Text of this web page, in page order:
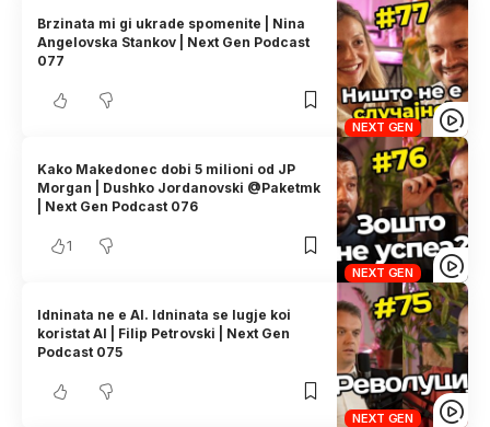
NEXT GEN
Brzinata mi gi ukrade spomenite | Nina
Angelovska Stankov | Next Gen Podcast
077
NEXT GEN
Kako Makedonec dobi 5 milioni od JP
Morgan | Dushko Jordanovski @Paketmk
| Next Gen Podcast 076
1
NEXT GEN
Idninata ne e AI. Idninata se lugje koi
koristat AI | Filip Petrovski | Next Gen
Podcast 075